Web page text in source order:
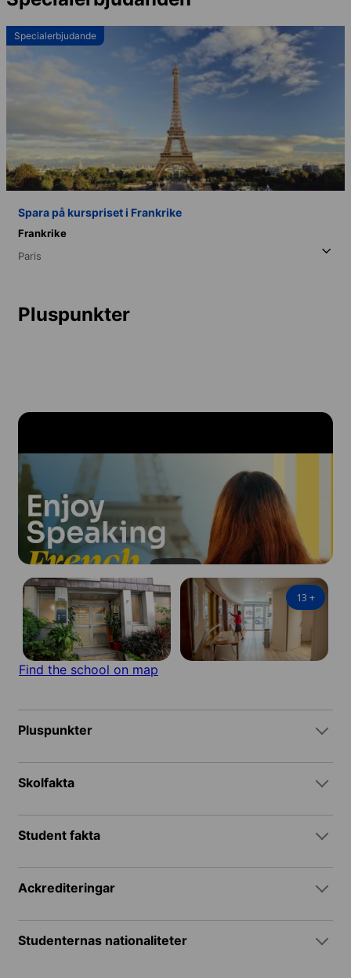
Specialerbjudande
Spara på kurspriset i Frankrike
Frankrike
Paris
Pluspunkter
13 +
Find the school on map
Pluspunkter
Skolfakta
Student fakta
Ackrediteringar
Studenternas nationaliteter